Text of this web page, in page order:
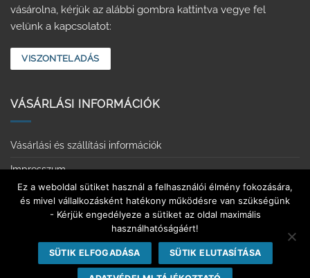
vásárolna, kérjük az alábbi gombra kattintva vegye fel
velünk a kapcsolatot:
VISZONTELADÁS
VÁSÁRLÁSI INFORMÁCIÓK
Vásárlási és szállítási információk
Impresszum
Adatvédelmi tájékoztató
Érintkezésmentes vásárlás
Elállás a szerződéstől
Ez a weboldal sütiket használ a felhasználói élmény fokozására,
és mivel vállalkozásként hatékony működésre van szükségünk
- Kérjük engedélyeze a sütiket az oldal maximális
használhatóságáért!
SÜTIK ELFOGADÁSA SÜTIK ELUTASÍTÁSA